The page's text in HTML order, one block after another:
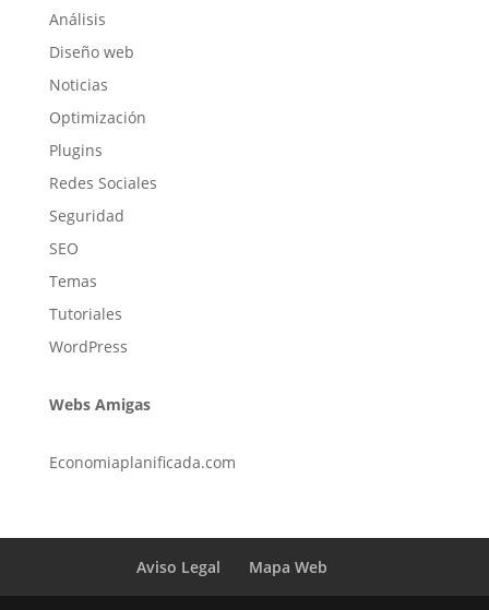
Análisis
Diseño web
Noticias
Optimización
Plugins
Redes Sociales
Seguridad
SEO
Temas
Tutoriales
WordPress
Webs Amigas
Economiaplanificada.com
Aviso Legal Mapa Web